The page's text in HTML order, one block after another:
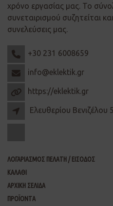
χρόνο εργασίας μας. Το
συνεταιρισμού συζητείται
συνελεύσεις μας.
+30 231 6008659
info@eklektik.gr
https://eklektik.gr
Ελευθερίου
ΛΟΓΑΡΙΑΣΜΟΣ ΠΕΛΑΤΗ / ΕΙΣΟΔΟΣ
ΚΑΛΑΘΙ
ΑΡΧΙΚΗ ΣΕΛΙΔΑ
ΠΡΟΪΟΝΤΑ